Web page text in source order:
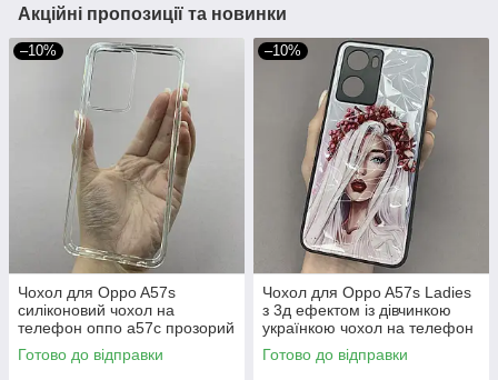
Акційні пропозиції та новинки
–10%
Чохол для Oppo A57s
силіконовий чохол на
телефон оппо а57с прозорий
NSP
Готово до відправки
–10%
Чохол для Oppo A57s Ladies
з 3д ефектом із дівчинкою
українкою чохол на телефон
оппо а57с білий
Готово до відправки